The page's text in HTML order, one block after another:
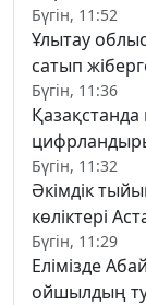
Бүгін, 11:52
Ұлытау
сатып
Бүгін, 11:36
Бүгін, 11:32
Әкімдік
көліктері
Бүгін, 11:29
Елімізде
ойшылдың